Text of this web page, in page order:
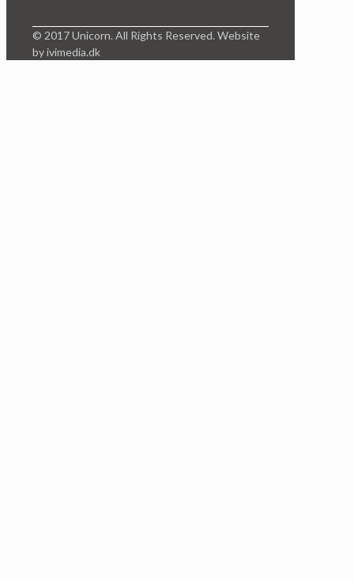
© 2017 Unicorn. All Rights Reserved. Website
by ivimedia.dk